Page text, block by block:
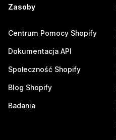
Zasoby
Centrum Pomocy Shopify
Dokumentacja API
Społeczność Shopify
Blog Shopify
Badania